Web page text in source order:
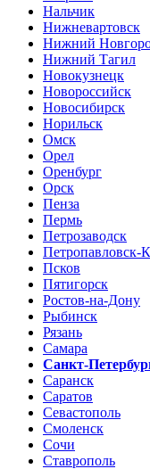
Нальчик
Нижневартовск
Нижний
Нижний Тагил
Новокузнецк
Новороссийск
Новосибирск
Норильск
Омск
Орел
Оренбург
Орск
Пенза
Пермь
Петрозаводск
Петропавловск-
Псков
Пятигорск
Ростов-на-Дону
Рыбинск
Рязань
Самара
Санкт-
Саранск
Саратов
Севастополь
Смоленск
Сочи
Ставрополь